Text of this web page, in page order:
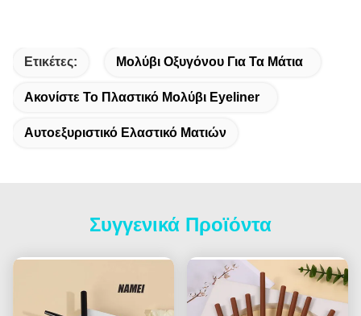
Ετικέτες: Μολύβι Οξυγόνου Για Τα Μάτια
Ακονίστε Το Πλαστικό Μολύβι Eyeliner
Αυτοεξυριστικό Ελαστικό Ματιών
Συγγενικά Προϊόντα